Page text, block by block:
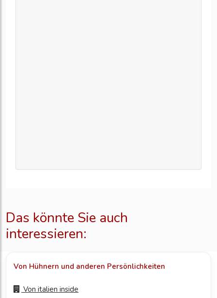
Das könnte Sie auch
interessieren:
Von Hühnern und anderen Persönlichkeiten
Von italien inside